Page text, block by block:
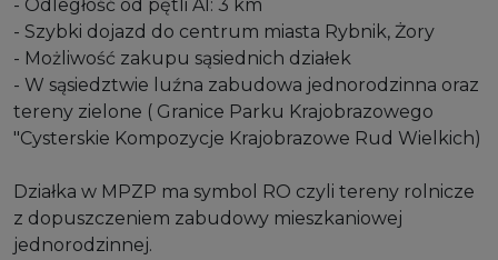
- Odległość od pętli A1: 3 km
- Szybki dojazd do centrum miasta Rybnik, Żory
- Możliwość zakupu sąsiednich działek
- W sąsiedztwie luźna zabudowa jednorodzinna oraz
tereny zielone ( Granice Parku Krajobrazowego
"Cysterskie Kompozycje Krajobrazowe Rud Wielkich)
Działka w MPZP ma symbol RO czyli tereny rolnicze
z dopuszczeniem zabudowy mieszkaniowej
jednorodzinnej.